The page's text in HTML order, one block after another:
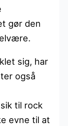
gør den
sig, har
også
til rock
evne til at